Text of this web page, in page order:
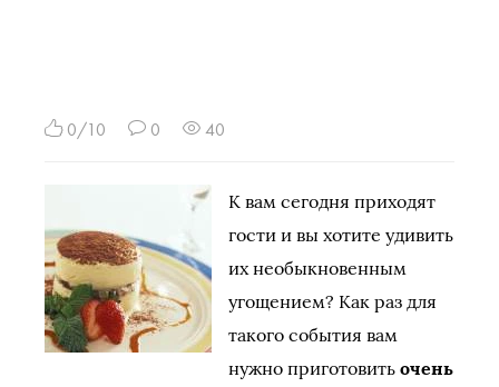
0/10 0 40
К вам сегодня приходят
гости и вы хотите удивить
их необыкновенным
угощением? Как раз для
такого события вам
нужно приготовить очень